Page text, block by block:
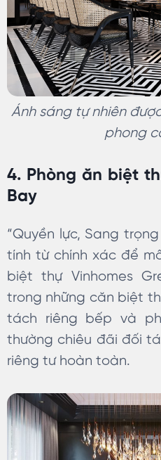
Ánh sáng tự nhiên
phong
4. Phòng ăn biệt
Bay
“Quyền lực, Sang
tính từ chính xác để
biệt thự Vinhomes
trong những căn biệt
tách riêng bếp và
thường chiêu đãi đối
riêng tư hoàn toàn.